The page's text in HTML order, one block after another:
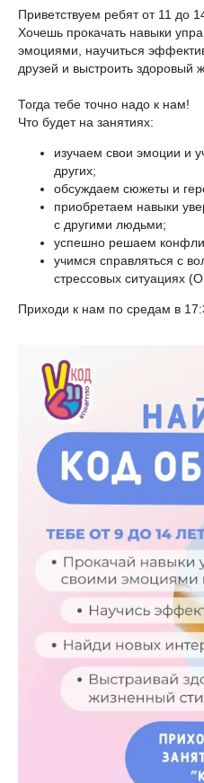
Приветствуем ребят от 11 до
Хочешь прокачать навыки
эмоциями, научиться
друзей и выстроить здоровый
Тогда тебе точно надо к нам!
Что будет на занятиях:
изучаем свои эмоции и
других;
обсуждаем сюжеты и
приобретаем навыки
с другими людьми;
успешно решаем
учимся справляться с
стрессовых ситуациях
Приходи к нам по средам в